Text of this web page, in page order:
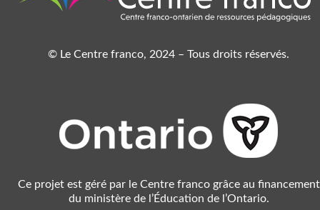
© Le Centre franco, 2024 – Tous droits réservés.
Ce projet est géré par le Centre franco grâce au financement
du ministère de l’Éducation de l’Ontario.